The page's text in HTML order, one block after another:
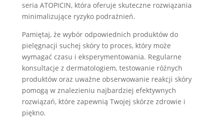
seria ATOPICIN, która oferuje skuteczne rozwiązania
minimalizujące ryzyko podrażnień.
Pamiętaj, że wybór odpowiednich produktów do
pielęgnacji suchej skóry to proces, który może
wymagać czasu i eksperymentowania. Regularne
konsultacje z dermatologiem, testowanie różnych
produktów oraz uważne obserwowanie reakcji skóry
pomogą w znalezieniu najbardziej efektywnych
rozwiązań, które zapewnią Twojej skórze zdrowie i
piękno.